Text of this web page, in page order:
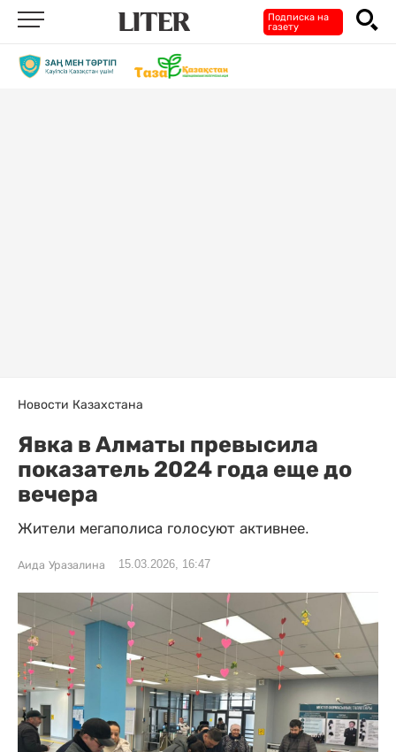
Подписка на
газету
Новости Казахстана
Явка в Алматы превысила
показатель 2024 года еще до
вечера
Жители мегаполиса голосуют активнее.
Аида Уразалина 15.03.2026, 16:47